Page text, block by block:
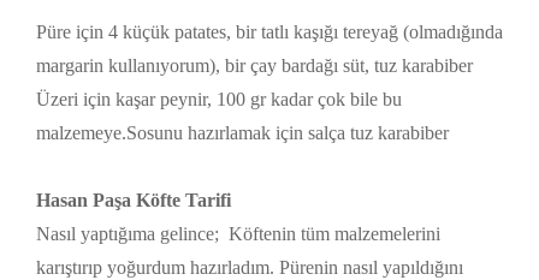
Püre için 4 küçük patates, bir tatlı kaşığı tereyağ (olmadığında
margarin kullanıyorum), bir çay bardağı süt, tuz karabiber
Üzeri için kaşar peynir, 100 gr kadar çok bile bu
malzemeye.Sosunu hazırlamak için salça tuz karabiber
Hasan Paşa Köfte Tarifi
Nasıl yaptığıma gelince; Köftenin tüm malzemelerini
karıştırıp yoğurdum hazırladım. Pürenin nasıl yapıldığını